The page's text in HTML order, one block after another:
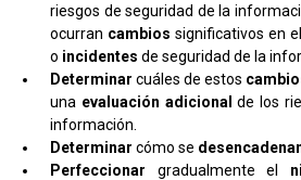
riesgos de seguridad de la
ocurran cambios significativos en
o incidentes de seguridad de la
Determinar cuáles de estos
una evaluación adicional de los
información.
Determinar cómo se
Perfeccionar gradualmente el